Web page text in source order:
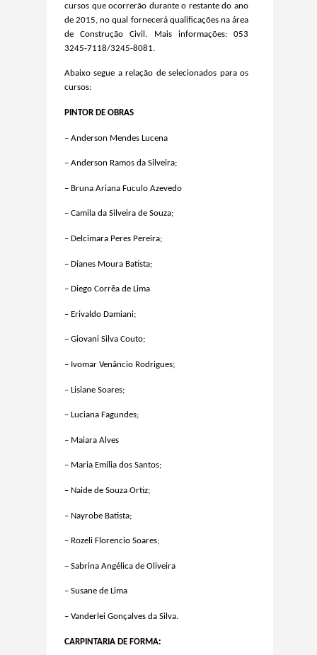
cursos que ocorrerão durante o restante do ano
de 2015, no qual fornecerá qualificaçõesna área
de Construção Civil.
Mais informações: 053
3245-7118/3245-8081.
Abaixo segue a relação de selecionados para os
cursos:
PINTOR DE OBRAS
– Anderson Mendes Lucena
– Anderson Ramos da Silveira;
– Bruna Ariana Fuculo Azevedo
– Camila da Silveira de Souza;
– Delcimara Peres Pereira;
– Dianes Moura Batista;
– Diego Corrêa de Lima
– Erivaldo Damiani;
– Giovani Silva Couto;
– Ivomar Venâncio Rodrigues;
– Lisiane Soares;
– Luciana Fagundes;
– Maiara Alves
– Maria Emília dos Santos;
– Naide de Souza Ortiz;
– Nayrobe Batista;
– Rozeli Florencio Soares;
– Sabrina Angélica de Oliveira
– Susane de Lima
– Vanderlei Gonçalves da Silva.
CARPINTARIA DE FORMA: